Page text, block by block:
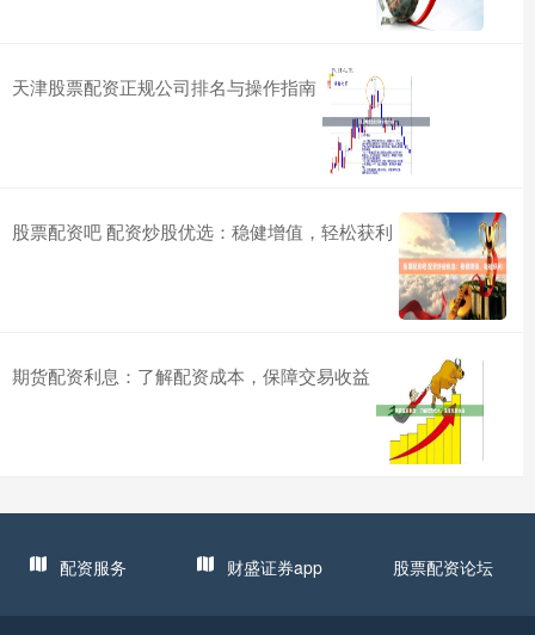
天津股票配资正规公司排名与操作指南
股票配资吧 配资炒股优选：稳健增值，轻松获利
期货配资利息：了解配资成本，保障交易收益
配资服务 财盛证券app 股票配资论坛